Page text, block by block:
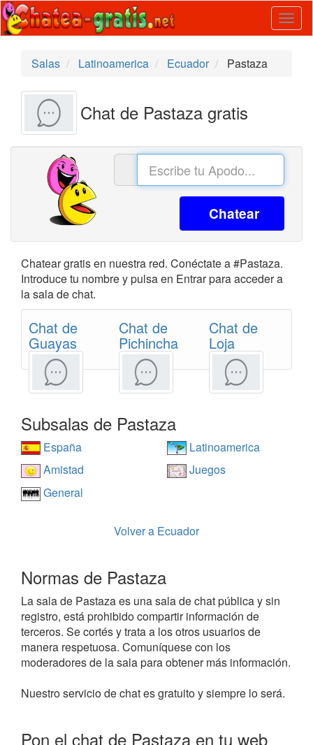
Salas
Latinoamerica Ecuador Pastaza
Chat de Pastaza gratis
Chatear
Chatear gratis en nuestra red. Conéctate a #Pastaza.
Introduce tu nombre y pulsa en Entrar para acceder a
la sala de chat.
Chat de
Guayas
Chat de
Pichincha
Chat de
Loja
Subsalas de Pastaza
España
Latinoamerica
Amistad
Juegos
General
Volver a Ecuador
Normas de Pastaza
La sala de Pastaza es una sala de chat pública y sin
registro, está prohibido compartir información de
terceros. Se cortés y trata a los otros usuarios de
manera respetuosa. Comuníquese con los
moderadores de la sala para obtener más información.
Nuestro servicio de chat es gratuito y siempre lo será.
Pon el chat de Pastaza en tu web